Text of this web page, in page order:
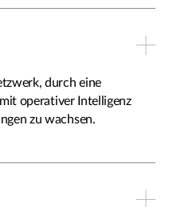
durch eine
operativer Intelligenz
zu wachsen.